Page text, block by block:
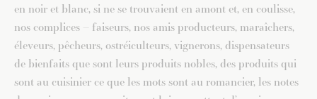
en noir et blanc, si ne se trouvaient en amont et, en coulisse,
nos complices – faiseurs, nos amis producteurs, maraîchers,
éleveurs, pêcheurs, ostréiculteurs, vignerons, dispensateurs
de bienfaits que sont leurs produits nobles, des produits qui
sont au cuisinier ce que les mots sont au romancier, les notes